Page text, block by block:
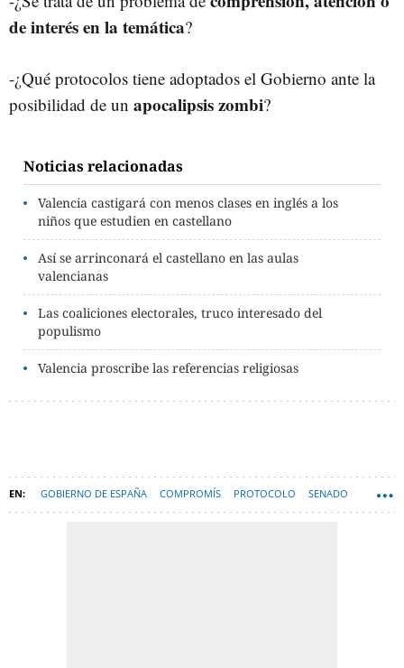
de interés en la temática?
-¿Qué protocolos tiene adoptados el Gobierno ante la
posibilidad de un apocalipsis zombi?
Noticias relacionadas
Valencia castigará con menos clases en inglés a los
niños que estudien en castellano
Así se arrinconará el castellano en las aulas
valencianas
Las coaliciones electorales, truco interesado del
populismo
Valencia proscribe las referencias religiosas
GOBIERNO DE ESPAÑA COMPROMÍS PROTOCOLO SENADO